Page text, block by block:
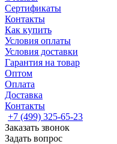
Сертификаты
Контакты
Как купить
Условия оплаты
Условия доставки
Гарантия на товар
Оптом
Оплата
Доставка
Контакты
+7 (499) 325-65-23
Заказать звонок
Задать вопрос